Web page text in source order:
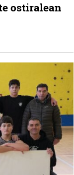
ostiralean